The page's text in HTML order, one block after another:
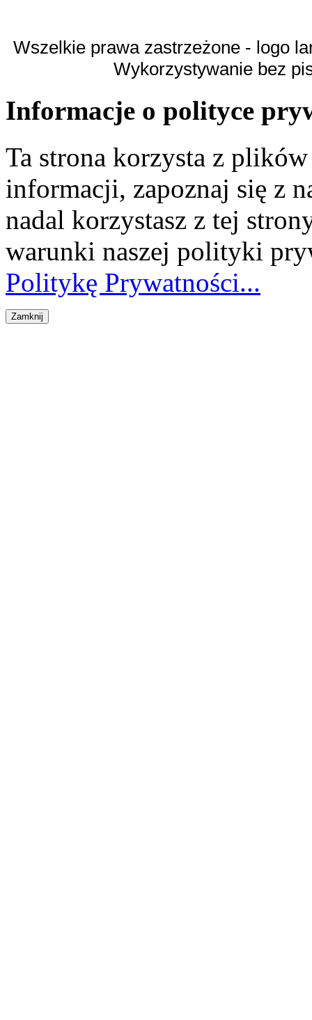
Wszelkie prawa zastrzeżone - logo
Wykorzystywanie bez
Informacje o polityce
Ta strona korzysta z
informacji, zapoznaj się z
nadal korzystasz z tej
warunki naszej polityki
Politykę Prywatności...